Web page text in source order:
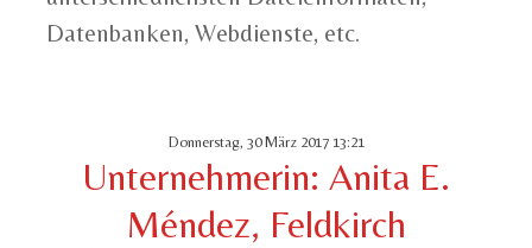
Datenbanken, Webdienste, etc.
Donnerstag, 30 März 2017 13:21
Unternehmerin: Anita E.
Méndez, Feldkirch